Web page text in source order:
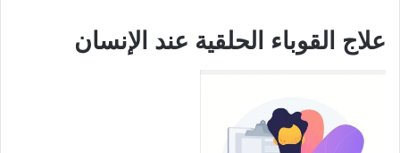
علاج القوباء الحلقية عند الإنسان